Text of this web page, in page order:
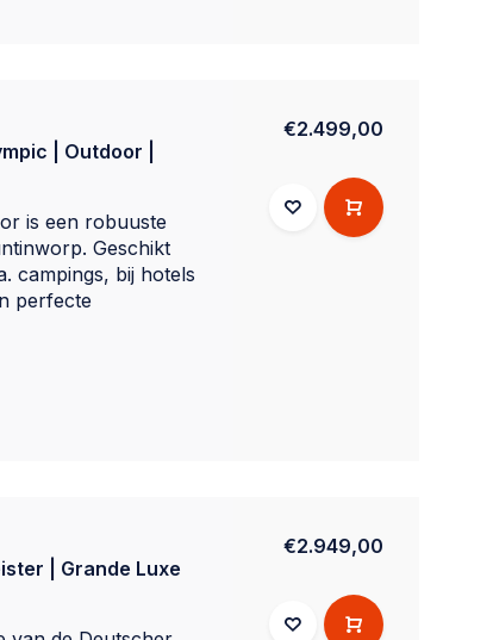
| Outdoor |
is een robuuste
Geschikt
campings, bij hotels
perfecte
€2.499,00
| Grande Luxe
€2.949,00